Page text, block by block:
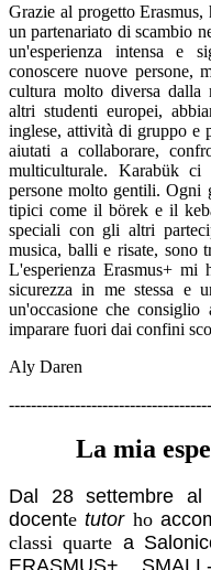
Grazie al progetto
un partenariato di scambio
un'esperienza intensa e
conoscere nuove persone,
cultura molto diversa dalla
altri studenti europei,
inglese, attività di gruppo e
aiutati a collaborare,
multiculturale. Karabük
persone molto gentili. Ogni
tipici come il börek e il
speciali con gli altri
musica, balli e risate, sono
L'esperienza Erasmus+
sicurezza in me stessa e
un'occasione che
imparare fuori dai confini
Aly Daren
La mia
Dal 28 settembre
docente tutorho
classi quarte a